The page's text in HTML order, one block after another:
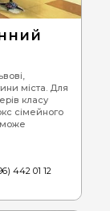
міста. Для
класу
сімейного
може
442 01 12